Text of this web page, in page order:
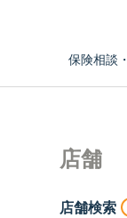
保険相談
店舗
店舗検索